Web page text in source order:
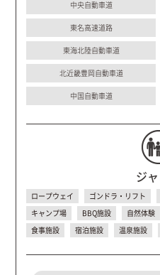
中央自動車道
東名高速道路
東海北陸自動車道
北近畿豊岡自動車道
中国自動車道
ジ
ロープウェイ ゴンドラ・リフト
キャンプ場
BBQ施設 自然体験
食事施設
宿泊施設 温泉施設